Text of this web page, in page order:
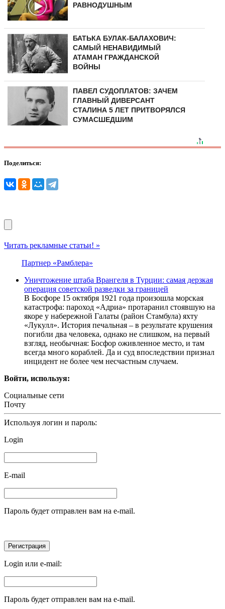
РАВНОДУШНЫМ
БАТЬКА БУЛАК-БАЛАХОВИЧ:
САМЫЙ НЕНАВИДИМЫЙ
АТАМАН ГРАЖДАНСКОЙ
ВОЙНЫ
ПАВЕЛ СУДОПЛАТОВ: ЗАЧЕМ
ГЛАВНЫЙ ДИВЕРСАНТ
СТАЛИНА 5 ЛЕТ ПРИТВОРЯЛСЯ
СУМАСШЕДШИМ
Поделиться:
Читать рекламные статьи! »
Партнер «Рамблера»
Уничтожение штаба Врангеля в Турции: самая дерзкая
операция советской разведки за границей
В Босфоре 15 октября 1921 года произошла морская
катастрофа: пароход «Адриа» протаранил стоявшую на
якоре у набережной Галаты (район Стамбула) яхту
«Лукулл». История печальная – в результате крушения
погибли два человека, однако не слишком, на первый
взгляд, необычная: Босфор оживленное место, и там
всегда много кораблей. Да и суд впоследствии признал
инцидент не более чем несчастным случаем.
Войти, используя:
Социальные сети
Почту
Используя логин и пароль:
Login
E-mail
Пароль будет отправлен вам на e-mail.
Login или e-mail:
Пароль будет отправлен вам на e-mail.